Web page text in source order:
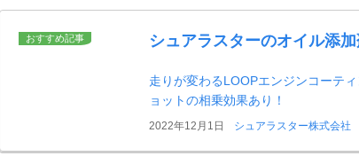
おすすめ記事 シュアラスターのオイル添加
走りが変わるLOOPエンジンコーテ
ョットの相乗効果あり！
2022年12月1日 シュアラスター株式会社